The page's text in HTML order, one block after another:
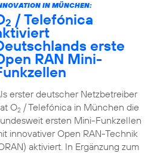
IN MÜNCHEN:
2 / Telefónica
erste
RAN Mini-
erster deutscher Netzbetreiber
O2/ Telefónica in München die
ersten Mini-Funkzellen
innovativer Open RAN-Technik
aktiviert. In Ergänzung zum